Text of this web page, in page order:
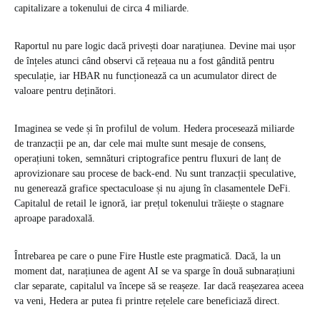
capitalizare a tokenului de circa 4 miliarde.
Raportul nu pare logic dacă privești doar narațiunea. Devine mai ușor
de înțeles atunci când observi că rețeaua nu a fost gândită pentru
speculație, iar HBAR nu funcționează ca un acumulator direct de
valoare pentru deținători.
Imaginea se vede și în profilul de volum. Hedera procesează miliarde
de tranzacții pe an, dar cele mai multe sunt mesaje de consens,
operațiuni token, semnături criptografice pentru fluxuri de lanț de
aprovizionare sau procese de back-end. Nu sunt tranzacții speculative,
nu generează grafice spectaculoase și nu ajung în clasamentele DeFi.
Capitalul de retail le ignoră, iar prețul tokenului trăiește o stagnare
aproape paradoxală.
Întrebarea pe care o pune Fire Hustle este pragmatică. Dacă, la un
moment dat, narațiunea de agent AI se va sparge în două subnarațiuni
clar separate, capitalul va începe să se reașeze. Iar dacă reașezarea aceea
va veni, Hedera ar putea fi printre rețelele care beneficiază direct.